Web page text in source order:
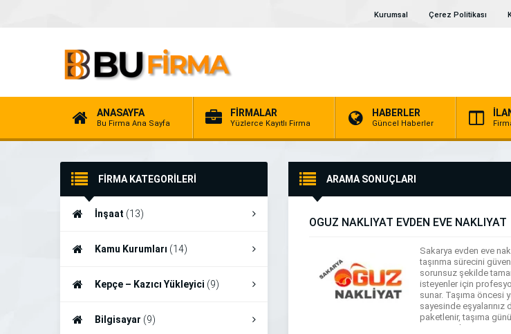
Kurumsal Çerez Politikası
ANASAYFA
Bu Firma Ana Sayfa
FİRMALAR
Yüzlerce Kayıtlı Firma
HABERLER
Güncel Haberler
FİRMA KATEGORİLERİ
İnşaat (13)
Kamu Kurumları (14)
Kepçe – Kazıcı Yükleyici (9)
Bilgisayar (9)
ARAMA SONUÇLARI
OĞUZ NAKLİYAT EVDEN EVE NAKLİYAT
Sakarya evden eve
taşınma sürecini
sorunsuz şekilde
isteyenler için
sunar. Taşıma öncesi
sayesinde eşyalarınız
paketlenir, taşıma
yaşanmadan süreç